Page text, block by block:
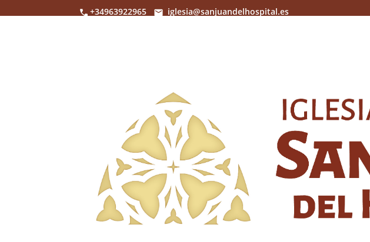
+34963922965 iglesia@sanjuandelhospital.es